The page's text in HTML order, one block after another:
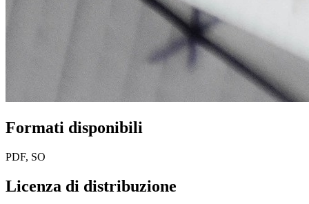
Formati disponibili
PDF, SO
Licenza di distribuzione